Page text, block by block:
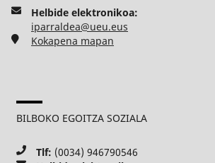
Helbide elektronikoa:
iparraldea@ueu.eus
Kokapena mapan
BILBOKO EGOITZA SOZIALA
Tlf: (0034) 946790546